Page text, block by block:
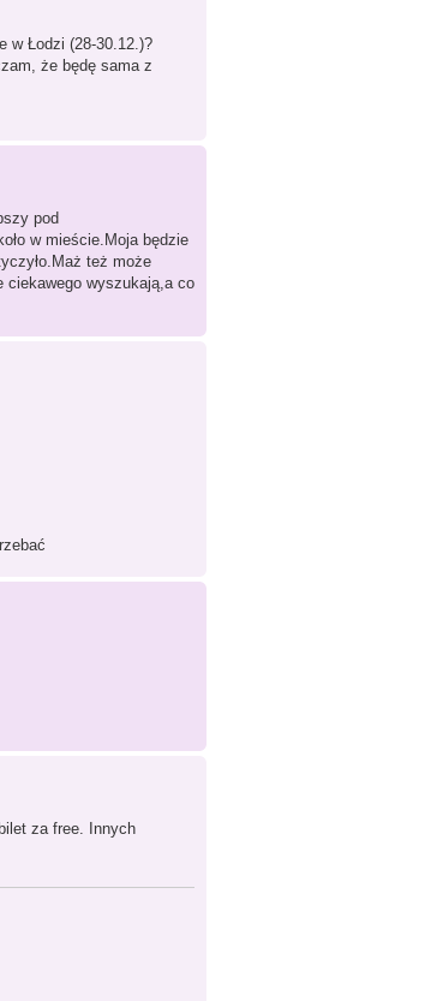
w Łodzi (28-30.12.)?
że będę sama z
pod
w mieście.Moja będzie
też może
ciekawego wyszukają,a co
za free. Innych